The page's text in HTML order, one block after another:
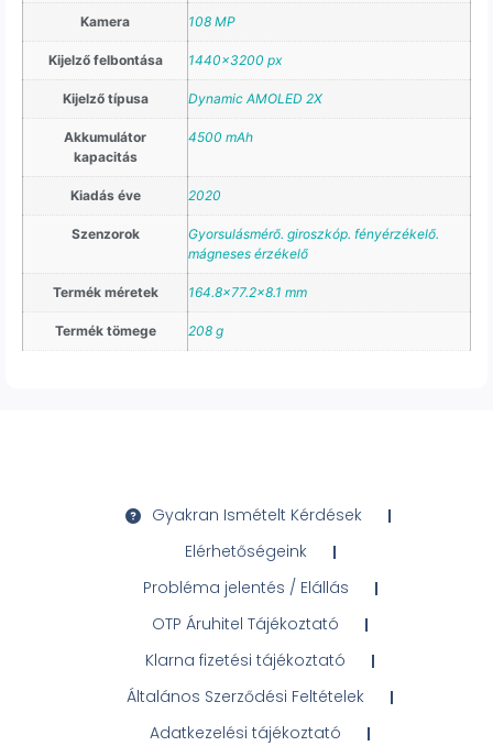
Kamera 108 MP
Kijelző felbontása 1440×3200 px
Kijelző típusa Dynamic AMOLED 2X
Akkumulátor
kapacitás
4500 mAh
Kiadás éve 2020
Szenzorok
Gyorsulásmérő. giroszkóp. fényérzékelő.
mágneses érzékelő
Termék méretek 164.8×77.2×8.1 mm
Termék tömege 208 g
Gyakran Ismételt Kérdések
Elérhetőségeink
Probléma jelentés / Elállás
OTP Áruhitel Tájékoztató
Klarna fizetési tájékoztató
Általános Szerződési Feltételek
Adatkezelési tájékoztató